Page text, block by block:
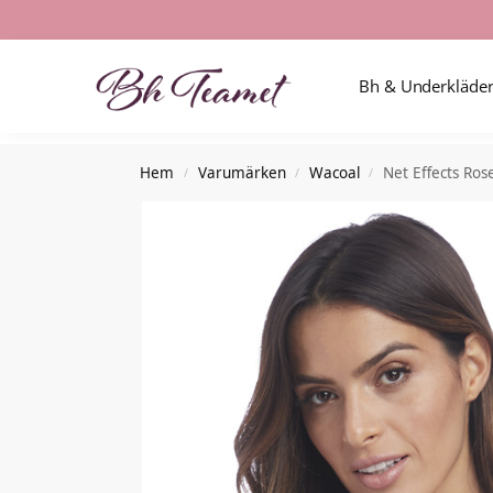
Bh & Underkläder
Nyheter i butiken
Hem / Varumärken / Wacoal / Net Effects